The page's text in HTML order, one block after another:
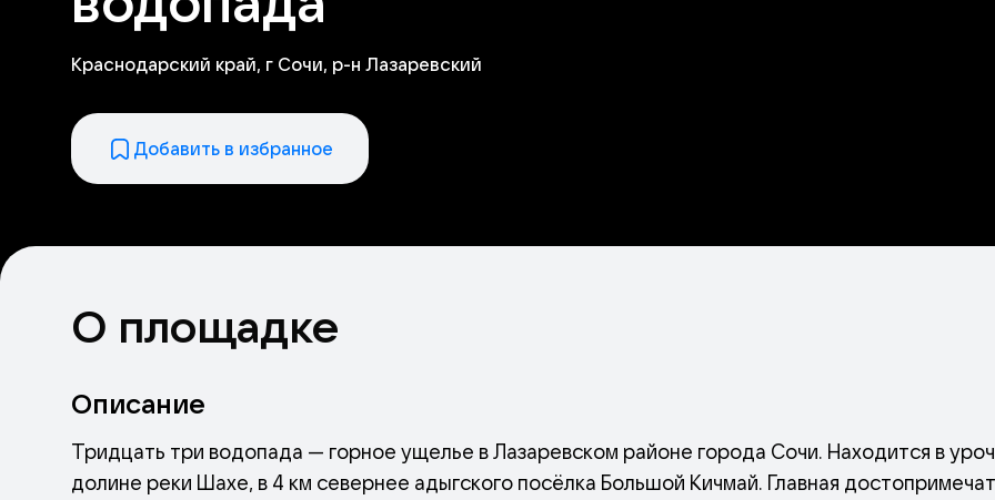
Краснодарский край, г Сочи, р-н Лазаревский
Добавить в избранное
О площадке
Описание
Тридцать три водопада — горное ущелье в Лазаревском районе города Сочи. Находится в
долине реки Шахе, в 4 км севернее адыгского посёлка Большой Кичмай. Главная